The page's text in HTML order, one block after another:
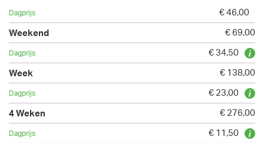
€ 46,00
€ 69,00
€ 34,50
€ 138,00
€ 23,00
€ 276,00
€ 11,50